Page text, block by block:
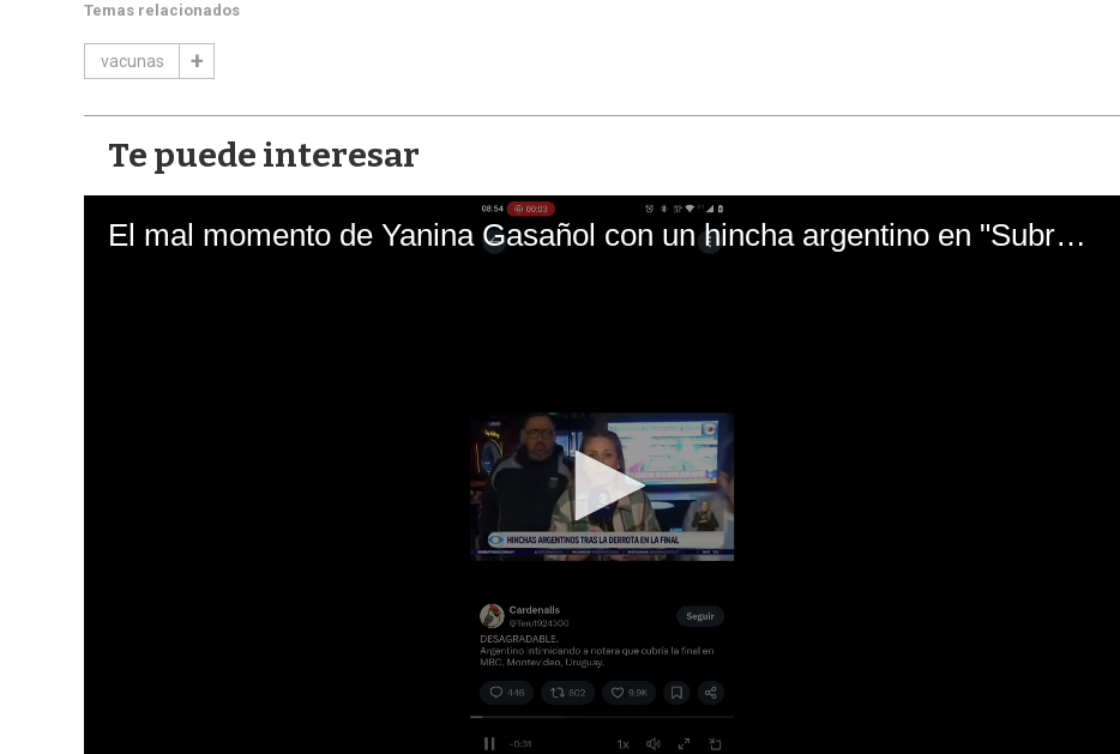
Temas relacionados
vacunas
Te puede interesar
El mal momento de Yanina Gasañol con un hincha argentino en "Subrayado"